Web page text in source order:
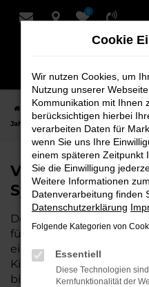
Zum
0
Startseite Syke VW VW
Jahreswagen für Syke bei Schmidt +
VW T7 California
Syke bei Schmidt
Der T7 California
für alle, die für Syke ein
einem attraktiven Preis
Kilometern und einer
bietet dieser
Cookie
Wir nutzen Cookies, um
Nutzung unserer
Kommunikation mit Ihnen
berücksichtigen hierbei
verarbeiten Daten für
wenn Sie uns Ihre
einem späteren Zeitpunkt
Sie die Einwilligung
Weitere Informationen
Datenverarbeitung finden
Datenschutzerklärung
Folgende Kategorien von
Essentiell
Diese Technologien
Kernfunktionalität der